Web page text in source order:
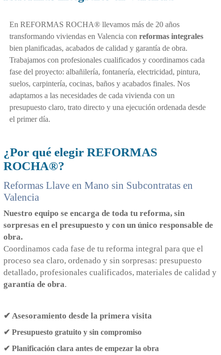
En REFORMAS ROCHA® llevamos más de 20 años
transformando viviendas en Valencia con reformas integrales
bien planificadas, acabados de calidad y garantía de obra.
Trabajamos con profesionales cualificados y coordinamos cada
fase del proyecto: albañilería, fontanería, electricidad, pintura,
suelos, carpintería, cocinas, baños y acabados finales. Nos
adaptamos a las necesidades de cada vivienda con un
presupuesto claro, trato directo y una ejecución ordenada desde
el primer día.
¿Por qué elegir REFORMAS
ROCHA®?
Reformas Llave en Mano sin Subcontratas en
Valencia
Nuestro equipo se encarga de toda tu reforma, sin
sorpresas en el presupuesto y con un único responsable de
obra.
Coordinamos cada fase de tu reforma integral para que el
proceso sea claro, ordenado y sin sorpresas: presupuesto
detallado, profesionales cualificados, materiales de calidad y
garantía de obra.
✔ Asesoramiento desde la primera visita
✔ Presupuesto gratuito y sin compromiso
✔ Planificación clara antes de empezar la obra